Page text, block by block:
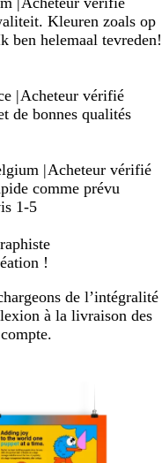
Kleuren zoals op
ben helemaal tevreden!
|Acheteur vérifié
de bonnes qualités
|Acheteur vérifié
comme prévu
1-5
!
de l’intégralité
à la livraison des